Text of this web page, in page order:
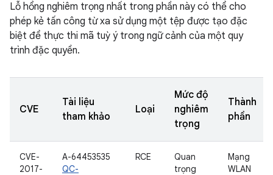
Lỗ hổng nghiêm trọng nhất trong phần này có thể cho
phép kẻ tấn công từ xa sử dụng một tệp được tạo đặc
biệt để thực thi mã tuỳ ý trong ngữ cảnh của một quy
trình đặc quyền.
CVE
Tài liệu
tham khảo
Loại
Mức độ
nghiêm
trọng
Thành
phần
CVE-
2017-
A-64453535
QC-
RCE
Quan
trọng
Mạng
WLAN